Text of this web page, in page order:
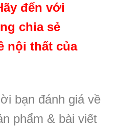
đến với
chia sẻ
nội thất của
bạn đánh giá về
phẩm & bài viết